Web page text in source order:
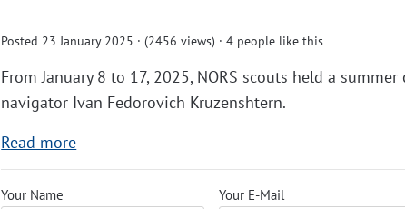
Posted 23 January 2025 · (2456 views) · 4 people like this
From January 8 to 17, 2025, NORS scouts held a
navigator Ivan Fedorovich Kruzenshtern.
Read more
Your Name Your E-Mail